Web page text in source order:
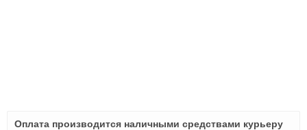
Оплата производится наличными средствами курьеру